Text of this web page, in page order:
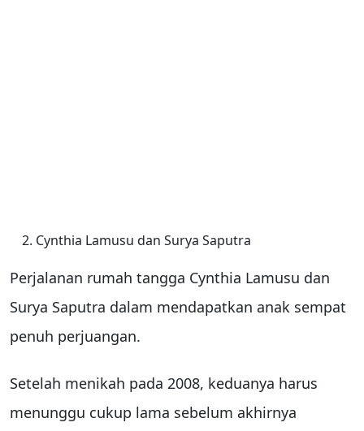
Cynthia Lamusu dan Surya Saputra
Perjalanan rumah tangga Cynthia Lamusu dan
Surya Saputra dalam mendapatkan anak sempat
penuh perjuangan.
Setelah menikah pada 2008, keduanya harus
menunggu cukup lama sebelum akhirnya